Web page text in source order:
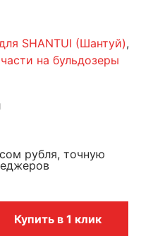
SHANTUI (Шантуй),
на бульдозеры
рубля, точную
Купить в 1 клик